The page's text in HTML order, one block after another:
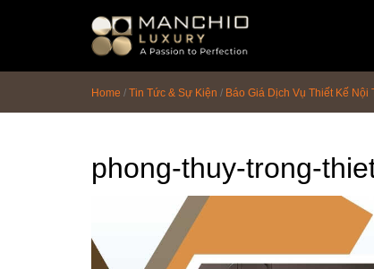
Home / Tin Tức & Sự Kiện / Báo Giá Dịch Vụ Thiết Kế
phong-thuy-trong-